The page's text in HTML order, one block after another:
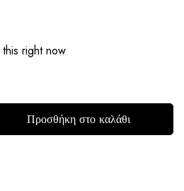
right now
Προσθήκη στο καλάθι